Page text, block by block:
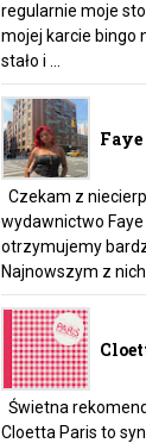
regularnie moje
mojej karcie bingo
stało i ...
Czekam z
wydawnictwo
otrzymujemy
Najnowszym z nich
Świetna
Cloetta Paris to